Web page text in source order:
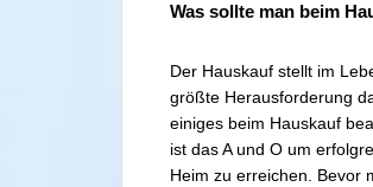
Was sollte man beim
Der Hauskauf stellt im
größte Herausforderung
einiges beim Hauskauf
ist das A und O um
Heim zu erreichen. Bevor